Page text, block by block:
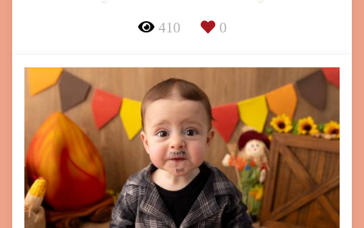
410 0